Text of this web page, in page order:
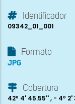
Identificador
09342_01_001
Formato
JPG
Cobertura
42º 4' 45.55'' , - 4º 2'